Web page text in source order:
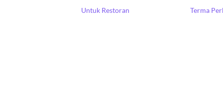
Untuk Restoran Terma